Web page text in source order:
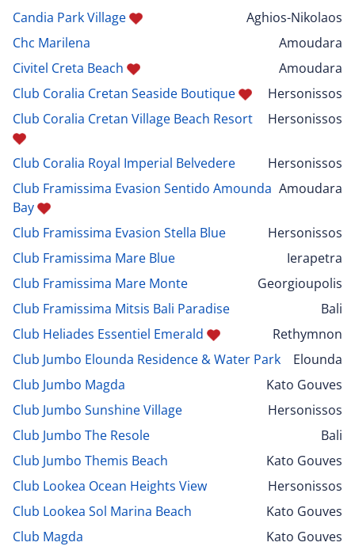
Candia Park Village
Aghios-Nikolaos
Chc Marilena
Amoudara
Civitel Creta Beach
Amoudara
Club Coralia Cretan Seaside Boutique
Hersonissos
Club Coralia Cretan Village Beach Resort
Hersonissos
Club Coralia Royal Imperial Belvedere
Hersonissos
Club Framissima Evasion Sentido Amounda
Bay
Amoudara
Club Framissima Evasion Stella Blue
Hersonissos
Club Framissima Mare Blue
Ierapetra
Club Framissima Mare Monte
Georgioupolis
Club Framissima Mitsis Bali Paradise
Bali
Club Heliades Essentiel Emerald
Rethymnon
Club Jumbo Elounda Residence & Water Park
Elounda
Club Jumbo Magda
Kato Gouves
Club Jumbo Sunshine Village
Hersonissos
Club Jumbo The Resole
Bali
Club Jumbo Themis Beach
Kato Gouves
Club Lookea Ocean Heights View
Hersonissos
Club Lookea Sol Marina Beach
Kato Gouves
Club Magda
Kato Gouves